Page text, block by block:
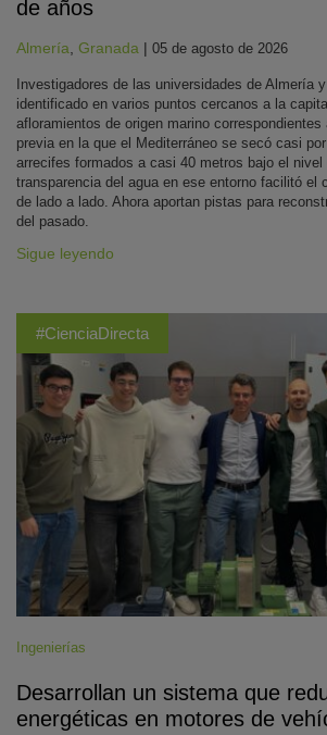
de años
Almería Granada | 05 de agosto de 2026
Investigadores de las universidades de Almería
identificado en varios puntos cercanos a la
afloramientos de origen marino
previa en la que el Mediterráneo se secó casi
arrecifes formados a casi 40 metros bajo el nivel
transparencia del agua en ese entorno facilitó el
de lado a lado. Ahora aportan pistas para
del pasado.
Sigue leyendo
#CienciaDirecta
Ingenierías
Desarrollan un sistema que
energéticas en motores de